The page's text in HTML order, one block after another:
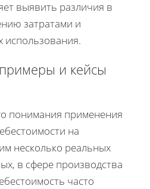
выявить различия в
затратами и
использования.
и кейсы
понимания применения
на
несколько реальных
в сфере производства
часто